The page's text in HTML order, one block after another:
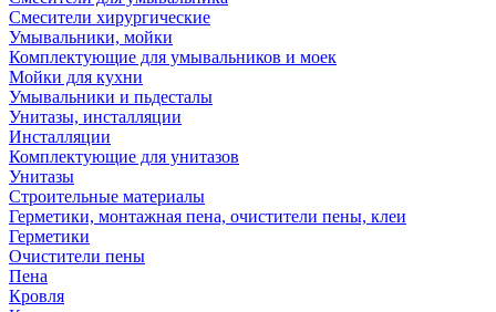
Смесители хирургические
Умывальники, мойки
Комплектующие для умывальников и моек
Мойки для кухни
Умывальники и пьдесталы
Унитазы, инсталляции
Инсталляции
Комплектующие для унитазов
Унитазы
Строительные материалы
Герметики, монтажная пена, очистители пены, клеи
Герметики
Очистители пены
Пена
Кровля